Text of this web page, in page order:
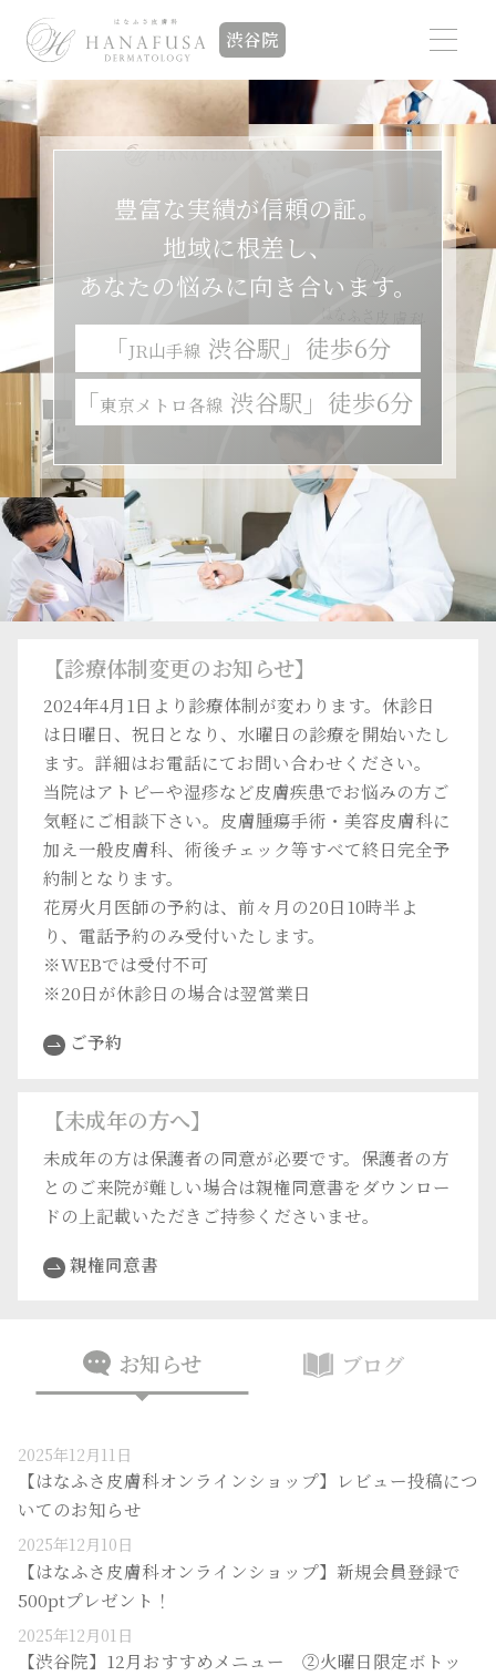
渋谷院
豊富な実績が信頼の証。
地域に根差し、
あなたの悩みに向き合います。
「JR山手線 渋谷駅」徒歩6分
「東京メトロ各線 渋谷駅」徒歩6分
【診療体制変更のお知らせ】
2024年4月1日より診療体制が変わります。休診日
は日曜日、祝日となり、水曜日の診療を開始いたし
ます。詳細はお電話にてお問い合わせください。
当院はアトピーや湿疹など皮膚疾患でお悩みの方ご
気軽にご相談下さい。皮膚腫瘍手術・美容皮膚科に
加え一般皮膚科、術後チェック等すべて終日完全予
約制となります。
花房火月医師の予約は、前々月の20日10時半よ
り、電話予約のみ受付いたします。
※WEBでは受付不可
※20日が休診日の場合は翌営業日
ご予約
【未成年の方へ】
未成年の方は保護者の同意が必要です。保護者の方
とのご来院が難しい場合は親権同意書をダウンロー
ドの上記載いただきご持参くださいませ。
親権同意書
お知らせ ブログ
2025年12月11日
【はなふさ皮膚科オンラインショップ】レビュー投稿につ
いてのお知らせ
2025年12月10日
【はなふさ皮膚科オンラインショップ】新規会員登録で
500ptプレゼント！
2025年12月01日
【渋谷院】12月おすすめメニュー ②火曜日限定ボトッ